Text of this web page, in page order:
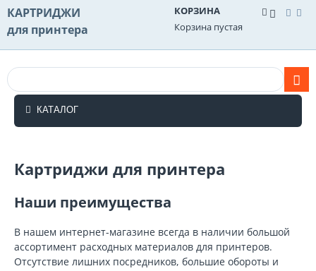
КАРТРИДЖИ
для принтера
КОРЗИНА
Корзина пустая
КАТАЛОГ
Картриджи для принтера
Наши преимущества
В нашем интернет-магазине всегда в наличии большой
ассортимент расходных материалов для принтеров.
Отсутствие лишних посредников, большие обороты и